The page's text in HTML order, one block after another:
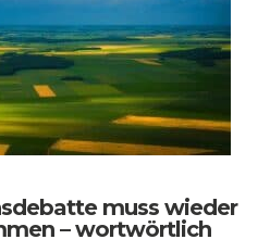
muss wieder
– wortwörtlich